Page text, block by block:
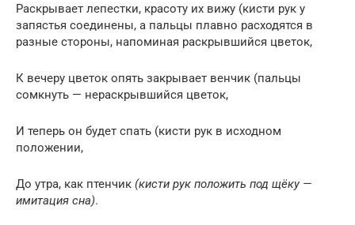
Раскрывает лепестки, красоту их вижу (кисти рук у
запястья соединены, а пальцы плавно расходятся в
разные стороны, напоминая раскрывшийся цветок,
К вечеру цветок опять закрывает венчик (пальцы
сомкнуть — нераскрывшийся цветок,
И теперь он будет спать (кисти рук в исходном
положении,
До утра, как птенчик (кисти рук положить под щёку —
имитация сна).